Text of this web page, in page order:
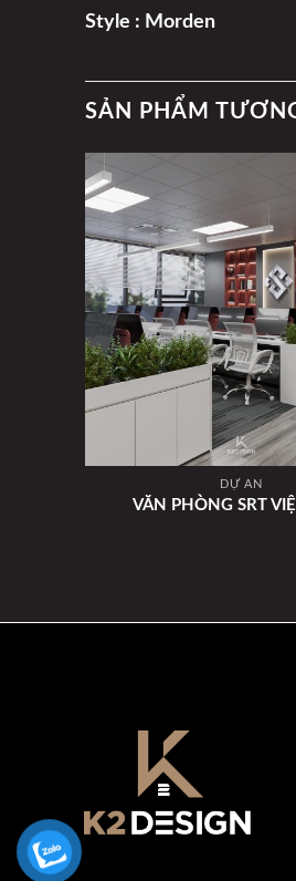
Style : Morden
SẢN PHẨM
DỰ ÁN
VĂN PHÒNG SRT